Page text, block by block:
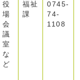
役
場
会
議
室
な
ど
福祉
課
0745-
74-
1108